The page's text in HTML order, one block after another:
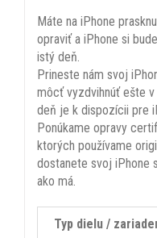
Máte na iPhone
opraviť a iPhone si
istý deň.
Prineste nám svoj
môcť vyzdvihnúť ešte
deň je k dispozícii pre
Ponúkame opravy
ktorých používame
dostanete svoj iPhone
ako má.
Typ dielu /